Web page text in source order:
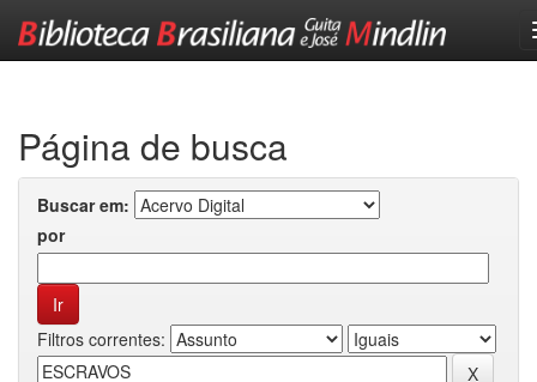
Página de busca
Buscar em:
por
Filtros correntes: